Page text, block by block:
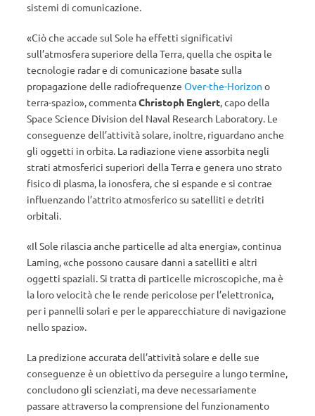
sistemi di comunicazione.
«Ciò che accade sul Sole ha effetti significativi
sull’atmosfera superiore della Terra, quella che ospita le
tecnologie radar e di comunicazione basate sulla
propagazione delle radiofrequenze Over-the-Horizon o
terra-spazio», commentaChristoph Englert, capo della
Space Science Division del Naval Research Laboratory. Le
conseguenze dell’attività solare, inoltre, riguardano anche
gli oggetti in orbita. La radiazione viene assorbita negli
strati atmosferici superiori della Terra e genera uno strato
fisico di plasma, la ionosfera, che si espande e si contrae
influenzando l’attrito atmosferico su satelliti e detriti
orbitali.
«Il Sole rilascia anche particelle ad alta energia», continua
Laming, «che possono causare danni a satelliti e altri
oggetti spaziali. Si tratta di particelle microscopiche, ma è
la loro velocità che le rende pericolose per l’elettronica,
per i pannelli solari e per le apparecchiature di navigazione
nello spazio».
La predizione accurata dell’attività solare e delle sue
conseguenze è un obiettivo da perseguire a lungo termine,
concludono gli scienziati, ma deve necessariamente
passare attraverso la comprensione del funzionamento